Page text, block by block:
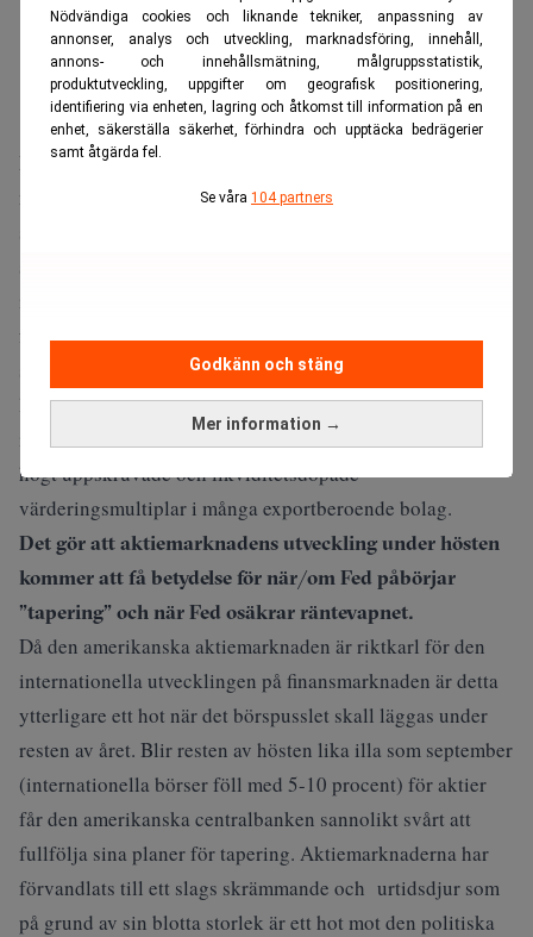
Nödvändiga cookies och liknande tekniker, anpassning av
annonser, analys och utveckling, marknadsföring, innehåll,
annons- och innehållsmätning, målgruppsstatistik,
produktutveckling, uppgifter om geografisk positionering,
identifiering via enheten, lagring och åtkomst till information på en
enhet, säkerställa säkerhet, förhindra och upptäcka bedrägerier
samt åtgärda fel.
Se våra 104 partners
Mer information →
Godkänn och stäng
Dollarförsärkningen försämrar också det amerikanska
näringslivets, liksom delar av den globala företagssektorn
försäljningen bland S&P-500 bolagen (i princip de 500
största bolagen i USA) kommer från marknader utanför
landets gränser. Det riskerar att slå mot vinstmarginalerna
i det amerikanska näringslivet och därmed mot, alltjämt,
högt uppskruvade och likviditetsdopade
värderingsmultiplar i många exportberoende bolag.
Det gör att aktiemarknadens utveckling under hösten
kommer att få betydelse för när/om Fed påbörjar
”tapering” och när Fed osäkrar räntevapnet.
Då den amerikanska aktiemarknaden är riktkarl för den
internationella utvecklingen på finansmarknaden är detta
ytterligare ett hot när det börspusslet skall läggas under
resten av året. Blir resten av hösten lika illa som september
(internationella börser föll med 5-10 procent) för aktier
får den amerikanska centralbanken sannolikt svårt att
fullfölja sina planer för tapering. Aktiemarknaderna har
förvandlats till ett slags skrämmande och urtidsdjur som
på grund av sin blotta storlek är ett hot mot den politiska